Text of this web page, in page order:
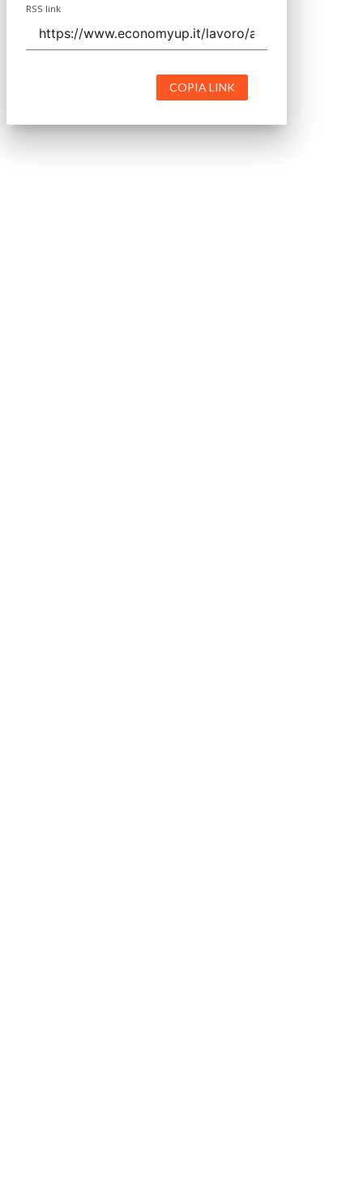
RSS link
COPIA LINK